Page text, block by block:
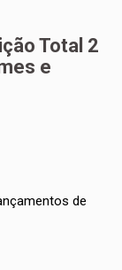
Total 2
e